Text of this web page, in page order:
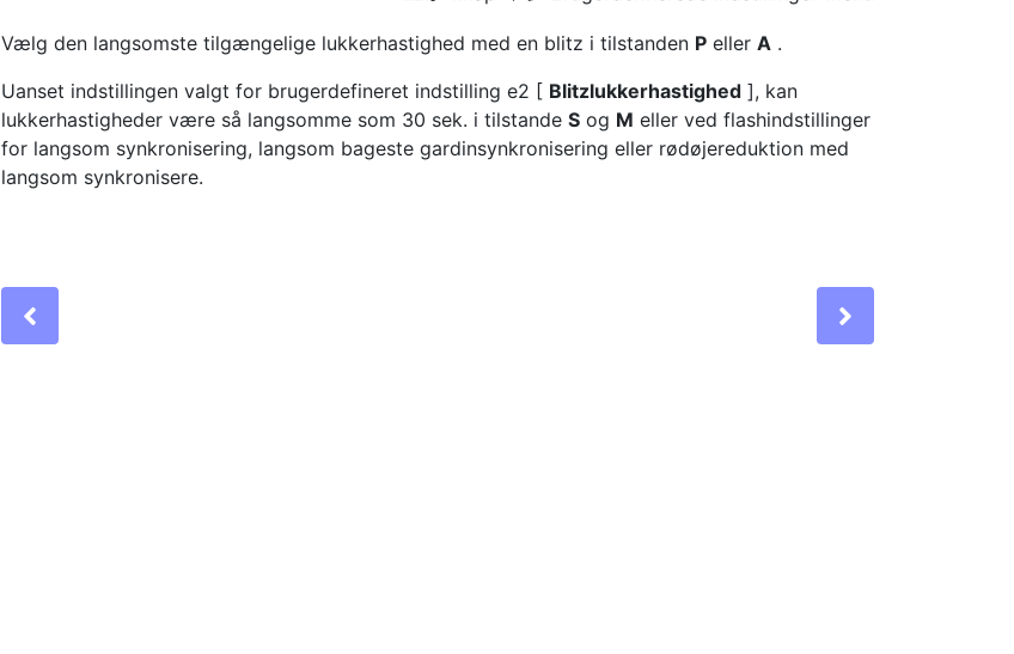
Vælg den langsomste tilgængelige lukkerhastighed med en blitz i tilstanden P eller A .
Uanset indstillingen valgt for brugerdefineret indstilling e2 [ Blitzlukkerhastighed ], kan
lukkerhastigheder være så langsomme som 30 sek. i tilstande S og M eller ved flashindstillinger
for langsom synkronisering, langsom bageste gardinsynkronisering eller rødøjereduktion med
langsom synkronisere.